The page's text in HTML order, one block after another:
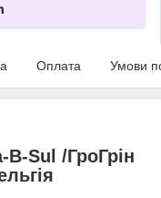
Оплата Умови
-B-Sul /ГроГрін